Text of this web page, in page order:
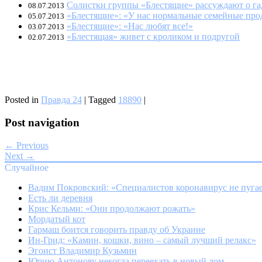
08.07.2013 Солистки группы «Блестящие» рассуждают о
05.07.2013 «Блестящие»: «У нас нормальные семейные
03.07.2013 «Блестящие»: «Нас любят все!»
02.07.2013 «Блестящая» живет с кроликом и подругой
Posted in Правда 24 | Tagged 18890 |
Post navigation
← Previous
Next →
Случайное
Вадим Покровский: «Специалистов коронавирус не
Есть ли деревня
Крис Кельми: «Они продолжают рожать»
Мордатый кот
Гармаш боится говорить правду об Украине
Ин-Грид: «Камин, кошки, вино – самый лучший релакс»
Эгоист Владимир Кузьмин